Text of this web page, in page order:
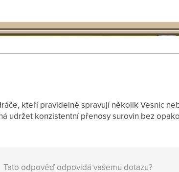
kteří pravidelně spravují několik Vesnic
udržet konzistentní přenosy surovin bez
Tato odpověď odpovídá vašemu dotazu?